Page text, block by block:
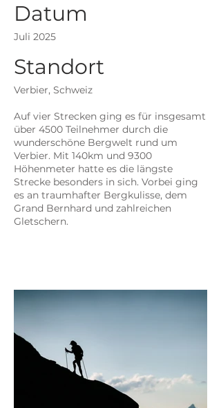
Datum
Juli 2025
Standort
Verbier, Schweiz
Auf vier Strecken ging es für insgesamt
über 4500 Teilnehmer durch die
wunderschöne Bergwelt rund um
Verbier. Mit 140km und 9300
Höhenmeter hatte es die längste
Strecke besonders in sich. Vorbei ging
es an traumhafter Bergkulisse, dem
Grand Bernhard und zahlreichen
Gletschern.